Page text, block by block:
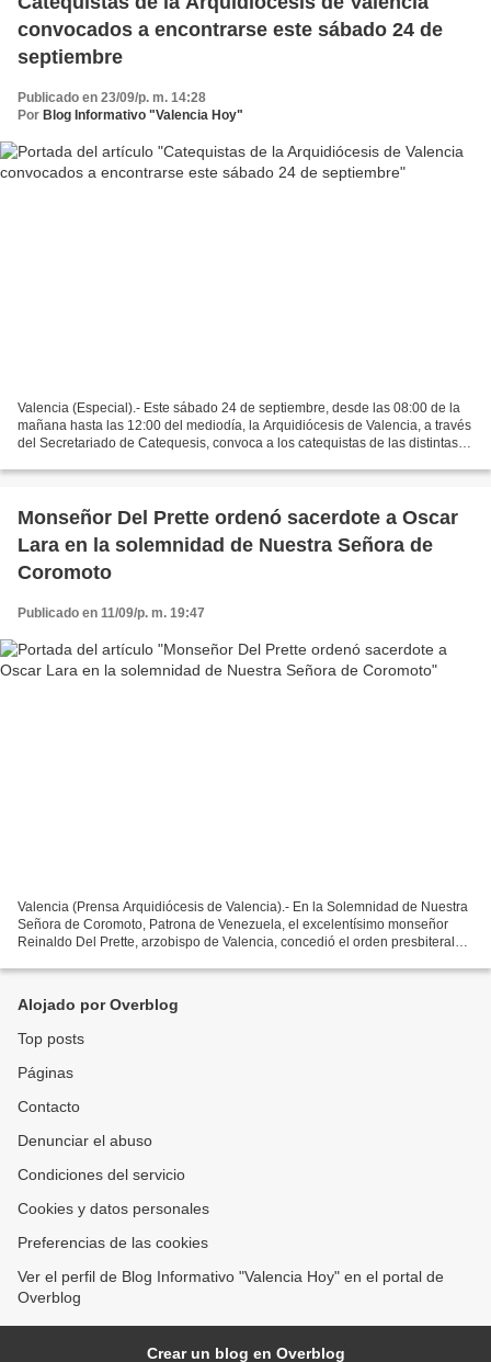
convocados a encontrarse este sábado 24 de
septiembre
Publicado en 23/09/p. m. 14:28
Por Blog Informativo "Valencia Hoy"
Valencia (Especial).- Este sábado 24 de septiembre, desde las 08:00 de la
mañana hasta las 12:00 del mediodía, la Arquidiócesis de Valencia, a través
del Secretariado de Catequesis, convoca a los catequistas de las distintas
Monseñor Del Prette ordenó sacerdote a Oscar
Lara en la solemnidad de Nuestra Señora de
Coromoto
Publicado en 11/09/p. m. 19:47
Valencia (Prensa Arquidiócesis de Valencia).- En la Solemnidad de Nuestra
Señora de Coromoto, Patrona de Venezuela, el excelentísimo monseñor
Reinaldo Del Prette, arzobispo de Valencia, concedió el orden presbiteral
Alojado por Overblog
Top posts
Páginas
Contacto
Denunciar el abuso
Condiciones del servicio
Cookies y datos personales
Preferencias de las cookies
Ver el perfil de Blog Informativo "Valencia Hoy" en el portal de
Overblog
Crear un blog en Overblog